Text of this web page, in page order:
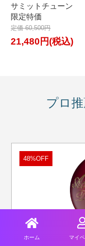
ホーム マイ
サミットチューン
限定特価
定価 60,500円
21,480円(税込)
プロ
久保田プロ推薦
48%OFF